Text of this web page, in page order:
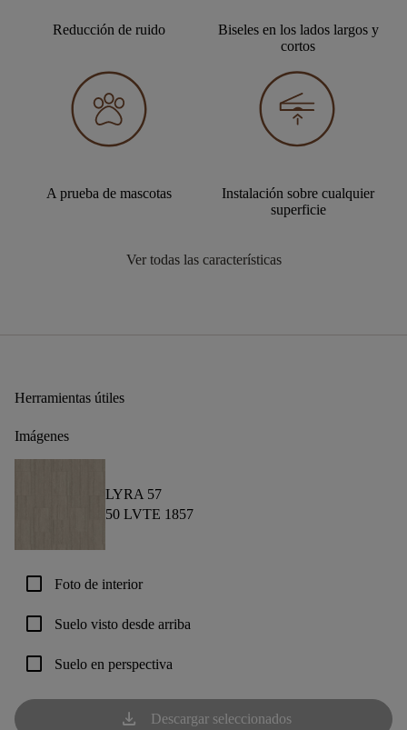
Reducción de ruido
Biseles en los lados largos y
cortos
A prueba de mascotas
Instalación sobre cualquier
superficie
Ver todas las características
Herramientas útiles
Imágenes
LYRA 57
50 LVTE 1857
check_box_outline_blank Foto de interior
check_box_outline_blank Suelo visto desde arriba
check_box_outline_blank Suelo en perspectiva
download
Descargar seleccionados